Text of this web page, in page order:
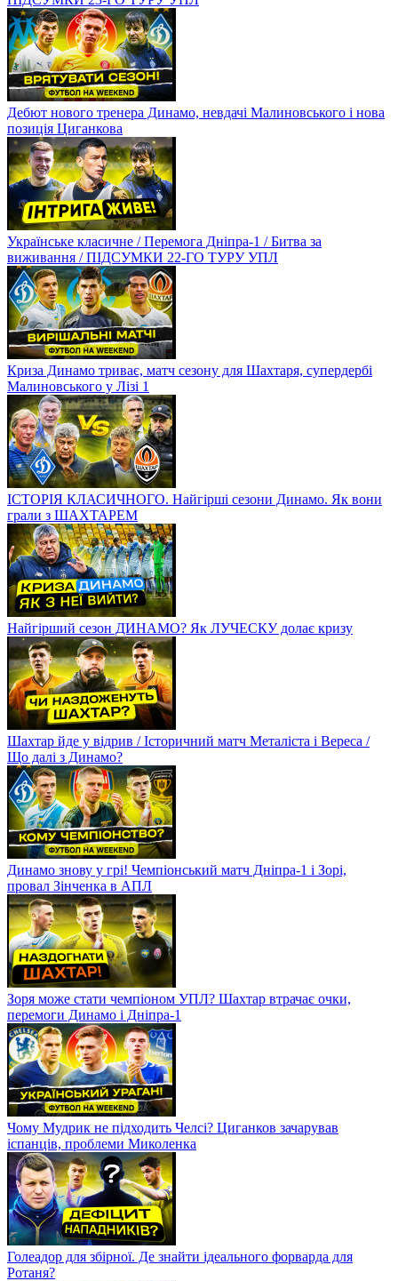
Дебют нового тренера Динамо, невдачі Малиновського і нова
позиція Циганкова
Українське класичне / Перемога Дніпра-1 / Битва за
виживання / ПІДСУМКИ 22-ГО ТУРУ УПЛ
Криза Динамо триває, матч сезону для Шахтаря, супердербі
Малиновського у Лізі 1
ІСТОРІЯ КЛАСИЧНОГО. Найгірші сезони Динамо. Як вони
грали з ШАХТАРЕМ
Найгірший сезон ДИНАМО? Як ЛУЧЕСКУ долає кризу
Шахтар йде у відрив / Історичний матч Металіста і Вереса /
Що далі з Динамо?
Динамо знову у грі! Чемпіонський матч Дніпра-1 і Зорі,
провал Зінченка в АПЛ
Зоря може стати чемпіоном УПЛ? Шахтар втрачає очки,
перемоги Динамо і Дніпра-1
Чому Мудрик не підходить Челсі? Циганков зачарував
іспанців, проблеми Миколенка
Голеадор для збірної. Де знайти ідеального форварда для
Ротаня?